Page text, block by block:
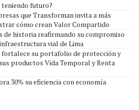
futuro?
que Transforman invita a más
cómo crean Valor Compartido
de historia reafirmando su compromiso
vial de Lima
fortalece su portafolio de protección y
productos Vida Temporal y Renta
30% su eficiencia con economía